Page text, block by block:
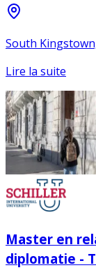
South
Lire la suite
Master en
diplomatie -